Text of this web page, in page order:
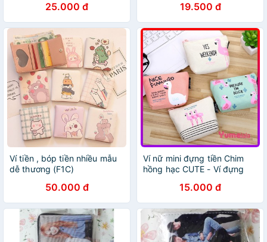
ngăn đựng tiền siêu cute
25.000 đ 19.500 đ
Ví tiền , bóp tiền nhiều mẫu
dễ thương (F1C)
50.000 đ
Ví nữ mini đựng tiền Chim
hồng hạc CUTE - Ví đựng
15.000 đ